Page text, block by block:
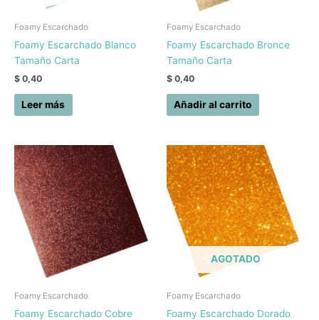
Foamy Escarchado
Foamy Escarchado Blanco
Tamaño Carta
$ 0,40
Leer más
Foamy Escarchado
Foamy Escarchado Bronce
Tamaño Carta
$ 0,40
Añadir al carrito
Foamy Escarchado
Foamy Escarchado Cobre
AGOTADO
Foamy Escarchado
Foamy Escarchado Dorado